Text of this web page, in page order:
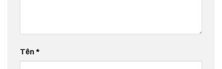
Tên*